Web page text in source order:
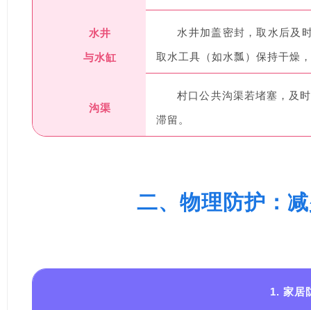
水井
与水缸
水井加盖密封，取水后及
取水工具（如水瓢）保持干燥
沟渠
村口公共沟渠若堵塞，及
滞留。
二、物理防护：
1. 家居